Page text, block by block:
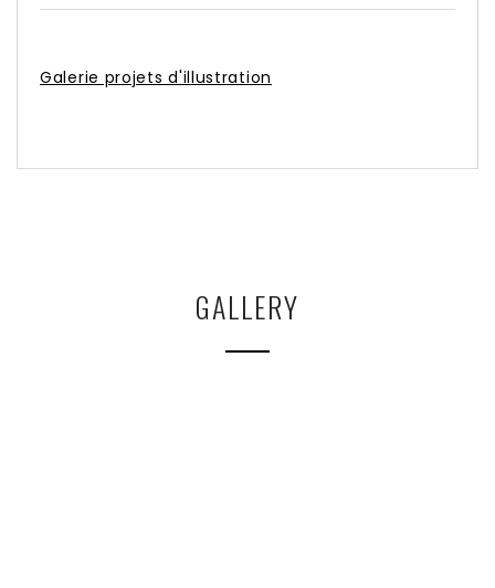
Galerie projets d'illustration
GALLERY